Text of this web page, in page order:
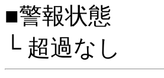
■警報状態
└ 超過なし